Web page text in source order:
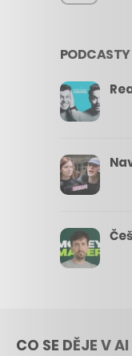
PODCASTY
CO SE DĚJE V AI